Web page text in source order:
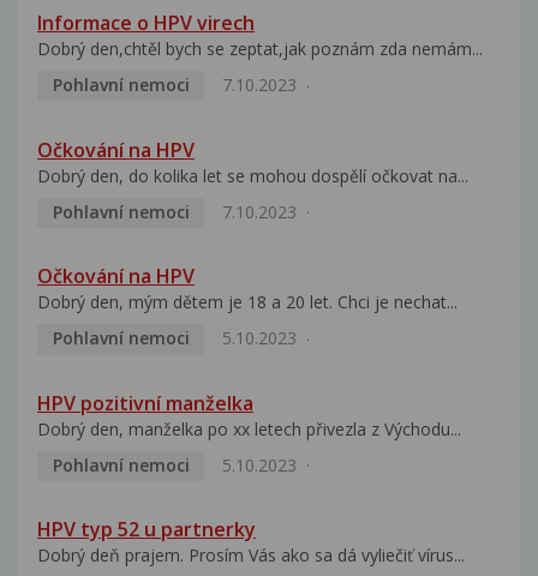
Informace o HPV virech
Dobrý den,chtěl bych se zeptat,jak poznám zda nemám...
Pohlavní nemoci
7.10.2023
Očkování na HPV
Dobrý den, do kolika let se mohou dospělí očkovat na...
Pohlavní nemoci
7.10.2023
Očkování na HPV
Dobrý den, mým dětem je 18 a 20 let. Chci je nechat...
Pohlavní nemoci
5.10.2023
HPV pozitivní manželka
Dobrý den, manželka po xx letech přivezla z Východu...
Pohlavní nemoci
5.10.2023
HPV typ 52 u partnerky
Dobrý deň prajem. Prosím Vás ako sa dá vyliečiť vírus...